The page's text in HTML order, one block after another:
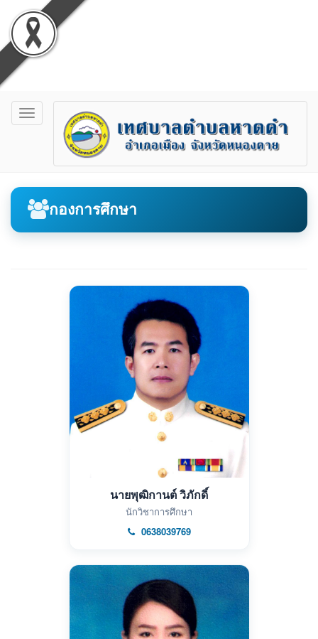
Toggle
navigation
กองการศึกษา
นายพุฒิกานต์ วิภักดิ์
นักวิชาการศึกษา
0638039769